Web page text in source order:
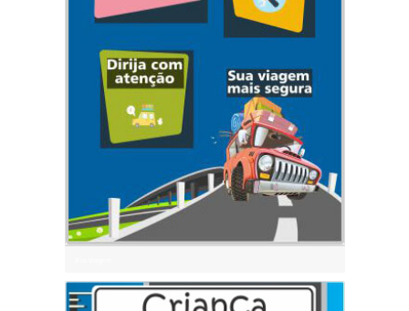
VOLTAR